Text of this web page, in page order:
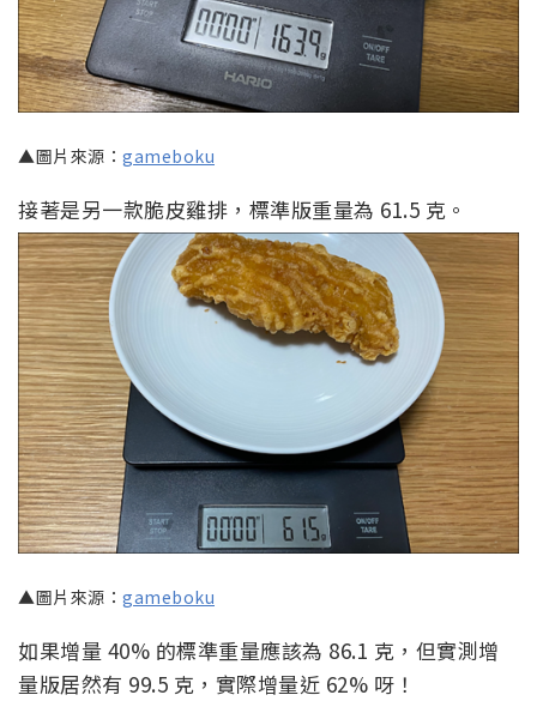
▲圖片來源： gameboku
接著是另一款脆皮雞排，標準版重量為 61.5 克。
▲圖片來源： gameboku
如果增量 40% 的標準重量應該為 86.1 克，但實測增
量版居然有 99.5 克，實際增量近 62% 呀！